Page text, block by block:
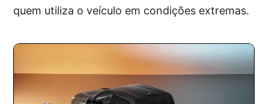
quem utiliza o veículo em condições extremas.